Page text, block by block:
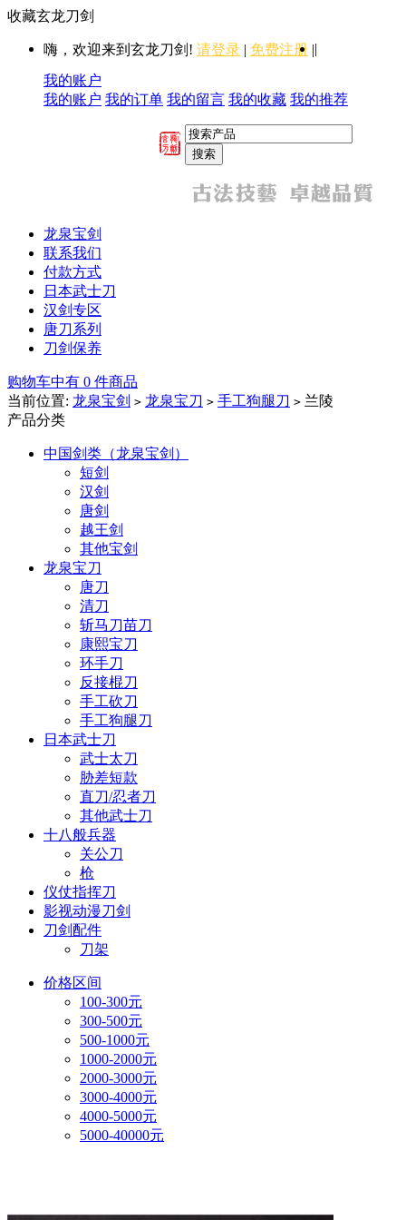
收藏玄龙刀剑
嗨，欢迎来到玄龙刀剑! 请登录 | 免费注册 ||
我的账户
我的账户 我的订单 我的留言 我的收藏 我的推荐
龙泉宝剑
联系我们
付款方式
日本武士刀
汉剑专区
唐刀系列
刀剑保养
购物车中有 0 件商品
当前位置: 龙泉宝剑 > 龙泉宝刀 > 手工狗腿刀 > 兰陵
产品分类
中国剑类（龙泉宝剑）
短剑
汉剑
唐剑
越王剑
其他宝剑
龙泉宝刀
唐刀
清刀
斩马刀苗刀
康熙宝刀
环手刀
反接棍刀
手工砍刀
手工狗腿刀
日本武士刀
武士太刀
胁差短款
直刀/忍者刀
其他武士刀
十八般兵器
关公刀
枪
仪仗指挥刀
影视动漫刀剑
刀剑配件
刀架
价格区间
100-300元
300-500元
500-1000元
1000-2000元
2000-3000元
3000-4000元
4000-5000元
5000-40000元